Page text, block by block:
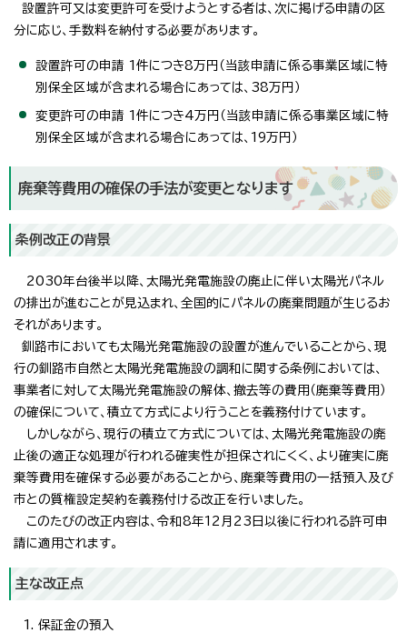
設置許可又は変更許可を受けようとする者は、次に掲げる申請の区
分に応じ、手数料を納付する必要があります。
設置許可の申請 1件につき8万円（当該申請に係る事業区域に特
別保全区域が含まれる場合にあっては、38万円）
変更許可の申請 1件につき4万円（当該申請に係る事業区域に特
別保全区域が含まれる場合にあっては、19万円）
廃棄等費用の確保の手法が変更となります
条例改正の背景
2030年台後半以降、太陽光発電施設の廃止に伴い太陽光パネル
の排出が進むことが見込まれ、全国的にパネルの廃棄問題が生じるお
それがあります。
釧路市においても太陽光発電施設の設置が進んでいることから、現
行の釧路市自然と太陽光発電施設の調和に関する条例においては、
事業者に対して太陽光発電施設の解体、撤去等の費用（廃棄等費用）
の確保について、積立て方式により行うことを義務付けています。
しかしながら、現行の積立て方式については、太陽光発電施設の廃
止後の適正な処理が行われる確実性が担保されにくく、より確実に廃
棄等費用を確保する必要があることから、廃棄等費用の一括預入及び
市との質権設定契約を義務付ける改正を行いました。
このたびの改正内容は、令和8年12月23日以後に行われる許可申
請に適用されます。
主な改正点
保証金の預入